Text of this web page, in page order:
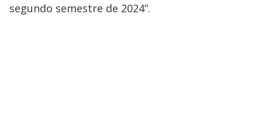
segundo semestre de 2024”.